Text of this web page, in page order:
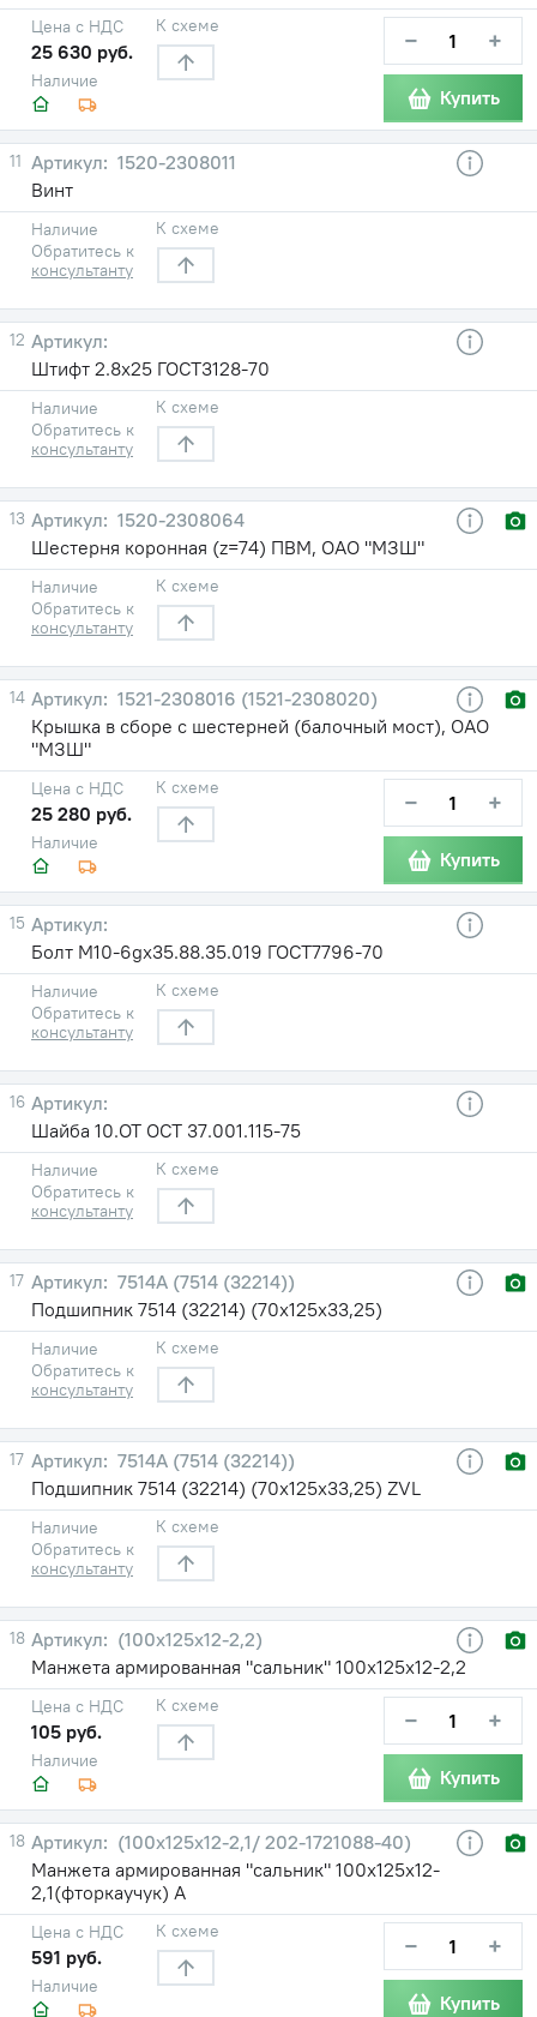
Наличие
Цена с НДС
25 630 руб.
К схеме − +
Купить
11
1520-2308011
Винт
Наличие
Обратитесь к
консультанту
К схеме
12
Штифт 2.8х25 ГОСТ3128-70
Наличие
Обратитесь к
консультанту
К схеме
13
1520-2308064
Шестерня коронная (z=74) ПВМ, ОАО "МЗШ"
Наличие
Обратитесь к
консультанту
К схеме
14
1521-2308016 (1521-2308020)
Крышка в сборе с шестерней (балочный мост), ОАО
"МЗШ"
Наличие
Цена с НДС
25 280 руб.
К схеме − +
Купить
15
Болт М10-6gх35.88.35.019 ГОСТ7796-70
Наличие
Обратитесь к
консультанту
К схеме
16
Шайба 10.ОТ ОСТ 37.001.115-75
Наличие
Обратитесь к
консультанту
К схеме
17
7514А (7514 (32214))
Подшипник 7514 (32214) (70х125х33,25)
Наличие
Обратитесь к
консультанту
К схеме
17
7514А (7514 (32214))
Подшипник 7514 (32214) (70х125х33,25) ZVL
Наличие
Обратитесь к
консультанту
К схеме
18
(100х125х12-2,2)
Манжета армированная "сальник" 100х125х12-2,2
Наличие
Цена с НДС
105 руб.
К схеме − +
Купить
18
(100х125х12-2,1/ 202-1721088-40)
Манжета армированная "сальник" 100х125х12-
2,1(фторкаучук) А
Наличие
Цена с НДС
591 руб.
К схеме − +
Купить